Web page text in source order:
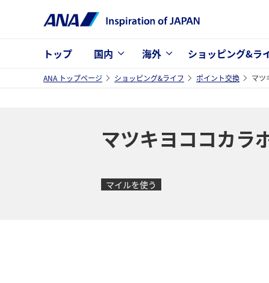
トップ 国内 海外 ショッピング&ラ
ANA トップページ ショッピング&ライフ ポイント交換 マツ
マツキヨココカラ
マイルを使う